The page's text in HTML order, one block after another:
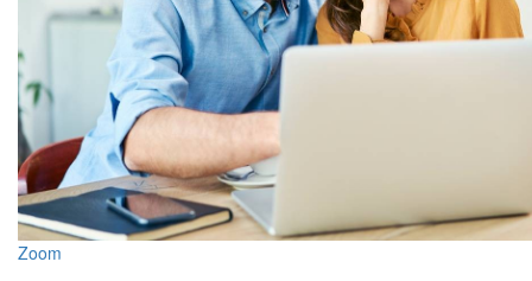
Zoom